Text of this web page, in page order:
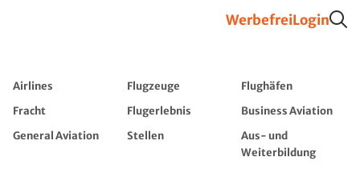
WerbefreiLogin
Airlines Flugzeuge
Flughäfen
Fracht
Flugerlebnis
Business Aviation
General Aviation
Stellen
Aus- und
Weiterbildung